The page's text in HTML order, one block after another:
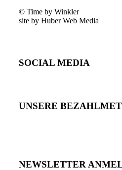
© Time by Winkler
site by Huber Web Media
SOCIAL MEDIA
UNSERE
NEWSLETTER